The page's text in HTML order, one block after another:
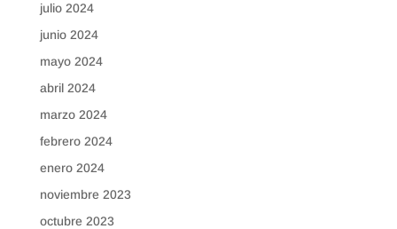
julio 2024
junio 2024
mayo 2024
abril 2024
marzo 2024
febrero 2024
enero 2024
noviembre 2023
octubre 2023